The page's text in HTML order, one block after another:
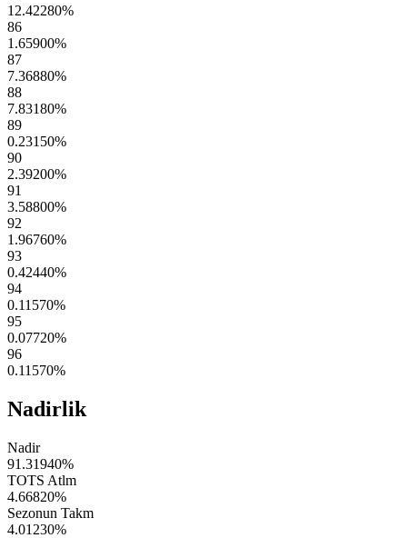
12.42280%
86
1.65900%
87
7.36880%
88
7.83180%
89
0.23150%
90
2.39200%
91
3.58800%
92
1.96760%
93
0.42440%
94
0.11570%
95
0.07720%
96
0.11570%
Nadirlik
Nadir
91.31940%
TOTS Atlm
4.66820%
Sezonun Takm
4.01230%